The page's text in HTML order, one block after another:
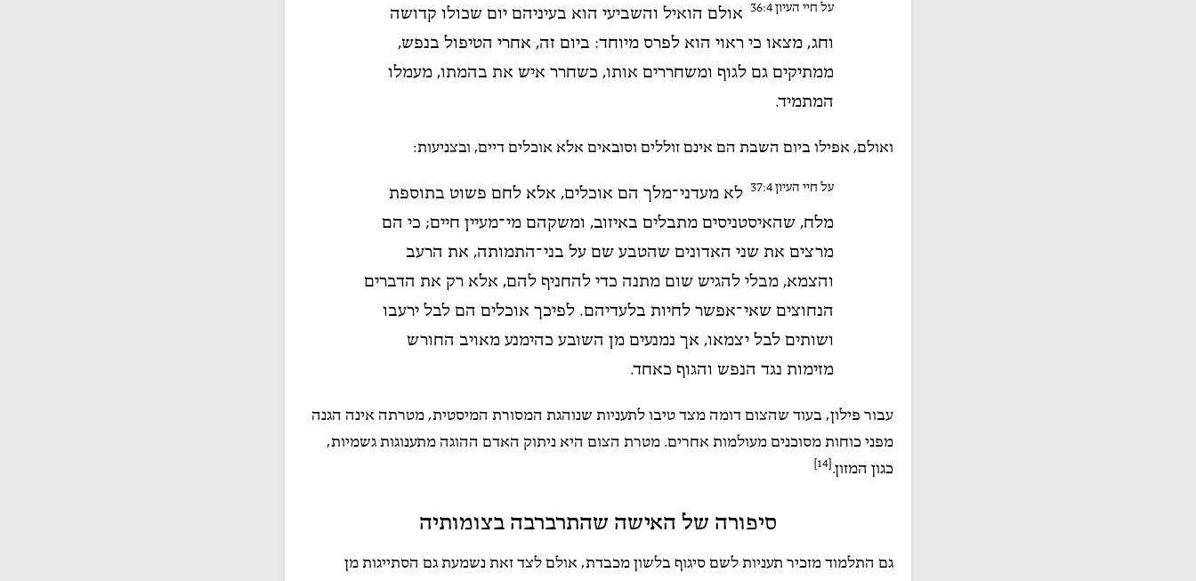
על חיי העיון 36:4
אולם הואיל והשביעי הוא בעיניהם יום שכולו קדושה
וחג, מצאו כי ראוי הוא לפרס מיוחד: ביום זה, אחרי הטיפול בנפש,
ממתיקים גם לגוף ומשחררים אותו, כשחרר איש את בהמתו, מעמלו
המתמיד.
ואולם, אפילו ביום השבת הם אינם זוללים וסובאים אלא אוכלים דיים, ובצניעות:
על חיי העיון 37:4
לא מעדני־מלך הם אוכלים, אלא לחם פשוט בתוספת
מלח, שהאיסטניסים מתבלים באיזוב, ומשקהם מי־מעיין חיים; כי הם
מרצים את שני האדונים שהטבע שם על בני־התמותה, את הרעב
והצמא, מבלי להגיש שום מתנה כדי להחניף להם, אלא רק את הדברים
הנחוצים שאי־אפשר לחיות בלעדיהם. לפיכך אוכלים הם לבל ירעבו
ושותים לבל יצמאו, אך נמנעים מן השובע כהימנע מאויב החורש
מזימות נגד הנפש והגוף כאחד.
עבור פילון, בעוד שהצום דומה מצד טיבו לתעניות שנוהגת המסורת המיסטית, מטרתה אינה הגנה
מפני כוחות מסוכנים מעולמות אחרים. מטרת הצום היא ניתוק האדם ההוגה מתענוגות גשמיות,
כגון המזון. [14]
סיפורה של האישה שהתרברבה בצומותיה
גם התלמוד מזכיר תעניות לשם סיגוף בלשון מכבדת, אולם לצד זאת נשמעת גם הסתייגות מן